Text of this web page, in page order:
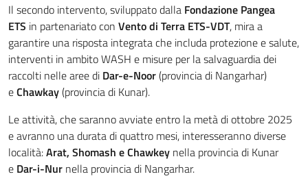
Il secondo intervento, sviluppato dalla Fondazione Pangea
ETS in partenariato con Vento di Terra ETS-VDT, mira a
garantire una risposta integrata che includa protezione e salute,
interventi in ambito WASH e misure per la salvaguardia dei
raccolti nelle aree di Dar-e-Noor(provincia di Nangarhar)
eChawkay(provincia di Kunar).
Le attività, che saranno avviate entro la metà di ottobre 2025
e avranno una durata di quattro mesi, interesseranno diverse
località:Arat, Shomash e Chawkey nella provincia di Kunar
e Dar-i-Nur nella provincia di Nangarhar.